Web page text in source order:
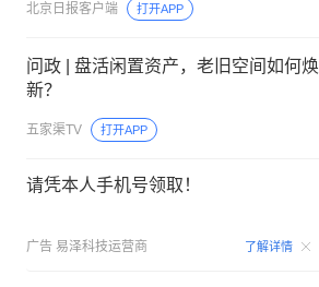
北京日报客户端 打开APP
问政 | 盘活闲置资产，老旧空间如何焕
新？
五家渠TV 打开APP
请凭本人手机号领取！
广告 易泽科技运营商 了解详情